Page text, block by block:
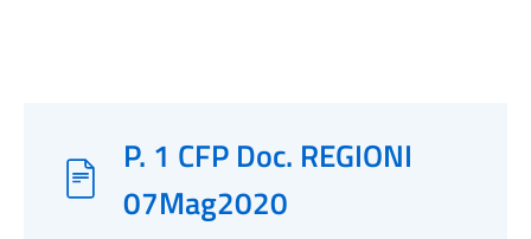
P. 1 CFP Doc. REGIONI
07Mag2020